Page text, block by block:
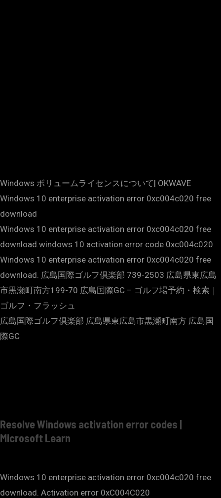
Windows ボリュームライセンスについて| OKWAVE
Windows 10 enterprise activation error 0xc004c020 free
download
Windows 10 enterprise activation error 0xc004c020 free
download.windows 10 activation error code 0xc004c020
Windows 10 enterprise activation error 0xc004c020 free
download. 広島国際ゴルフ倶楽部 739-2503 広島県東広島
市黒瀬町南方199-70 広島国際GC – ゴルフ場予約・検索｜
ゴルフ・フラッシュ
広島国際ゴルフ倶楽部 広島県東広島市黒瀬町南方 広島国
際GC
Resolve Windows activation error codes |
Microsoft Learn
Windows 10 enterprise activation error 0xc004c020 free
download. Activation error 0xC004C020